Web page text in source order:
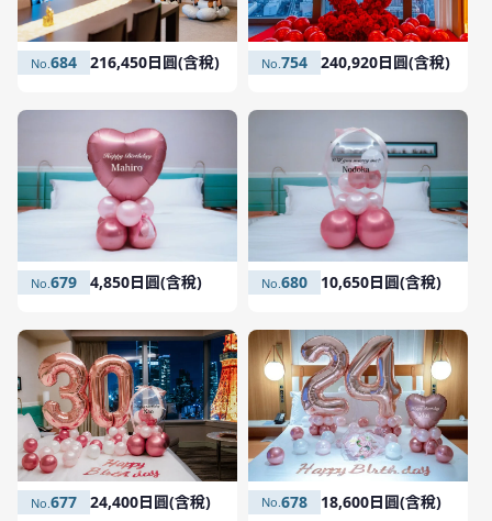
754 240,920日圓(含稅)
684 216,450日圓(含稅)
680 10,650日圓(含稅)
679 4,850日圓(含稅)
678 18,600日圓(含稅)
677 24,400日圓(含稅)